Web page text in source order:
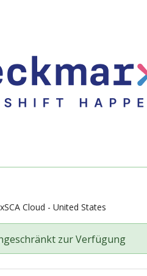
Cloud - United States
zur Verfügung